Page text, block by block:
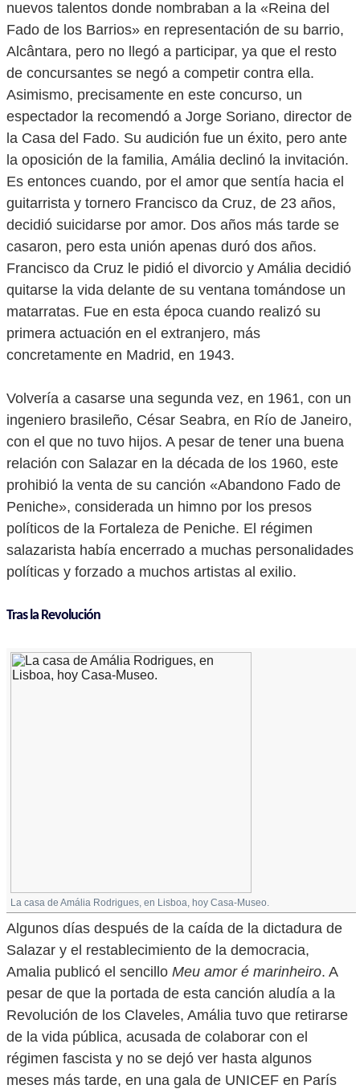
nuevos talentos donde nombraban a la «Reina del
Fado de los Barrios» en representación de su barrio,
Alcântara, pero no llegó a participar, ya que el resto
de concursantes se negó a competir contra ella.
Asimismo, precisamente en este concurso, un
espectador la recomendó a Jorge Soriano, director de
la Casa del Fado. Su audición fue un éxito, pero ante
la oposición de la familia, Amália declinó la invitación.
Es entonces cuando, por el amor que sentía hacia el
guitarrista y tornero Francisco da Cruz, de 23 años,
decidió suicidarse por amor. Dos años más tarde se
casaron, pero esta unión apenas duró dos años.
Francisco da Cruz le pidió el divorcio y Amália decidió
quitarse la vida delante de su ventana tomándose un
matarratas. Fue en esta época cuando realizó su
primera actuación en el extranjero, más
concretamente en Madrid, en 1943.
Volvería a casarse una segunda vez, en 1961, con un
ingeniero brasileño, César Seabra, en Río de Janeiro,
con el que no tuvo hijos. A pesar de tener una buena
relación con Salazar en la década de los 1960, este
prohibió la venta de su canción «Abandono Fado de
Peniche», considerada un himno por los presos
políticos de la Fortaleza de Peniche. El régimen
salazarista había encerrado a muchas personalidades
políticas y forzado a muchos artistas al exilio.
Tras la Revolución
La casa de Amália Rodrigues, en Lisboa, hoy Casa-Museo.
Algunos días después de la caída de la dictadura de
Salazar y el restablecimiento de la democracia,
Amalia publicó el sencillo Meu amor é marinheiro. A
pesar de que la portada de esta canción aludía a la
Revolución de los Claveles, Amália tuvo que retirarse
de la vida pública, acusada de colaborar con el
régimen fascista y no se dejó ver hasta algunos
meses más tarde, en una gala de UNICEF en París